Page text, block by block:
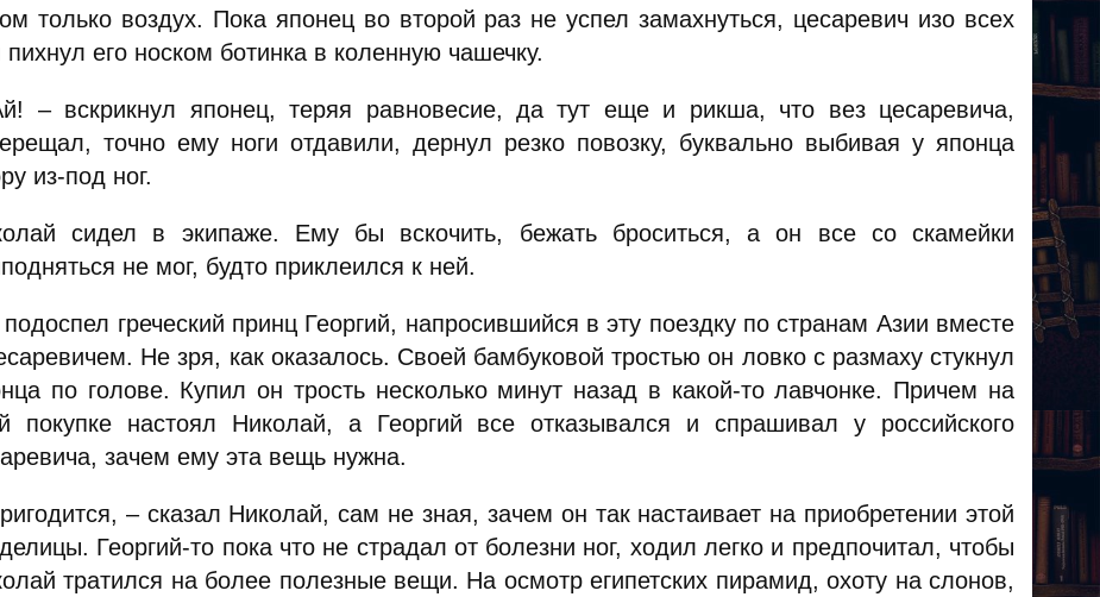
только воздух. Пока японец во второй раз не успел замахнуться, цесаревич изо всех
пихнул его носком ботинка в коленную чашечку.
– вскрикнул японец, теряя равновесие, да тут еще и рикша, что вез цесаревича,
точно ему ноги отдавили, дернул резко повозку, буквально выбивая у японца
из-под ног.
сидел в экипаже. Ему бы вскочить, бежать броситься, а он все со скамейки
не мог, будто приклеился к ней.
подоспел греческий принц Георгий, напросившийся в эту поездку по странам Азии вместе
Не зря, как оказалось. Своей бамбуковой тростью он ловко с размаху стукнул
по голове. Купил он трость несколько минут назад в какой-то лавчонке. Причем на
покупке настоял Николай, а Георгий все отказывался и спрашивал у российского
зачем ему эта вещь нужна.
– сказал Николай, сам не зная, зачем он так настаивает на приобретении этой
Георгий-то пока что не страдал от болезни ног, ходил легко и предпочитал, чтобы
тратился на более полезные вещи. На осмотр египетских пирамид, охоту на слонов,